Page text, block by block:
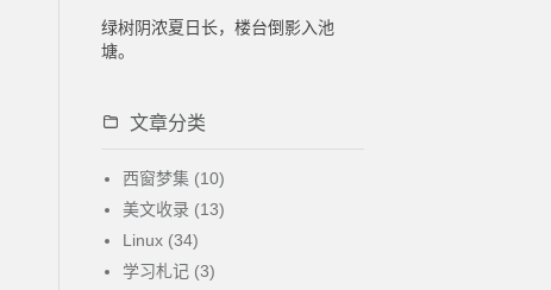
绿树阴浓夏日长，楼台倒影入池
塘。
文章分类
西窗梦集 (10)
美文收录 (13)
Linux (34)
学习札记 (3)